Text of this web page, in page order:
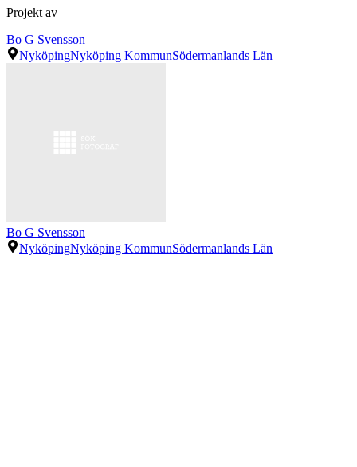
Projekt av
Bo G Svensson
NyköpingNyköping KommunSödermanlands Län
Bo G Svensson
NyköpingNyköping KommunSödermanlands Län